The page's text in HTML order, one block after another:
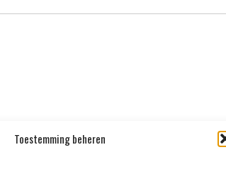
Toestemming beheren